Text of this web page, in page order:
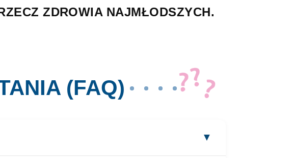
ZDROWIA NAJMŁODSZYCH.
(FAQ)
▼